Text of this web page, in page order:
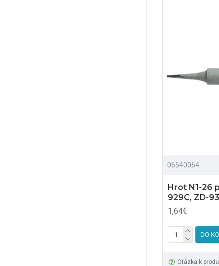
06540064
Hrot N1-26
929C, ZD-
1,64€
DO
Otázka k